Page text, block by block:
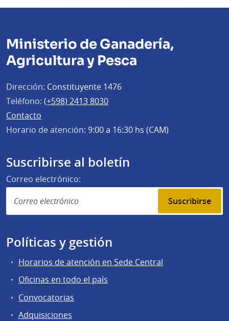
Ministerio de Ganadería,
Agricultura y Pesca
Dirección: Constituyente 1476
Teléfono: (+598) 2413 8030
Contacto
Horario de atención: 9:00 a 16:30 hs (CAM)
Suscribirse al boletín
Correo electrónico:
Suscribirse
Políticas y gestión
Horarios de atención en Sede Central
Oficinas en todo el país
Convocatorias
Adquisiciones